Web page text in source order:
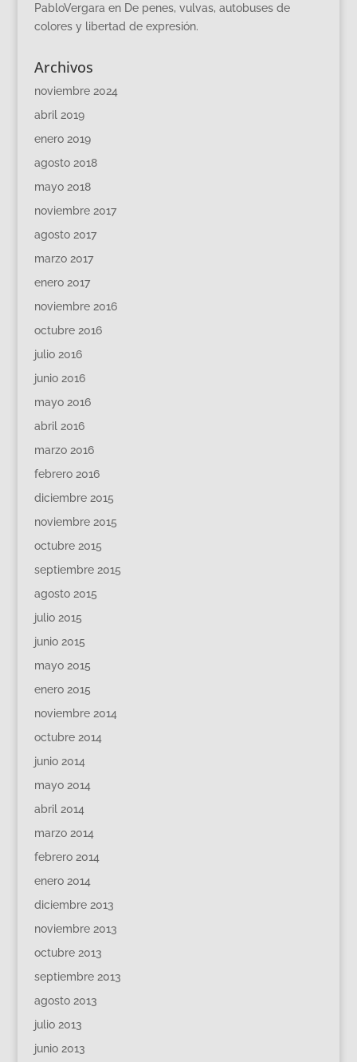
PabloVergara en De penes, vulvas, autobuses de
colores y libertad de expresión.
Archivos
noviembre 2024
abril 2019
enero 2019
agosto 2018
mayo 2018
noviembre 2017
agosto 2017
marzo 2017
enero 2017
noviembre 2016
octubre 2016
julio 2016
junio 2016
mayo 2016
abril 2016
marzo 2016
febrero 2016
diciembre 2015
noviembre 2015
octubre 2015
septiembre 2015
agosto 2015
julio 2015
junio 2015
mayo 2015
enero 2015
noviembre 2014
octubre 2014
junio 2014
mayo 2014
abril 2014
marzo 2014
febrero 2014
enero 2014
diciembre 2013
noviembre 2013
octubre 2013
septiembre 2013
agosto 2013
julio 2013
junio 2013